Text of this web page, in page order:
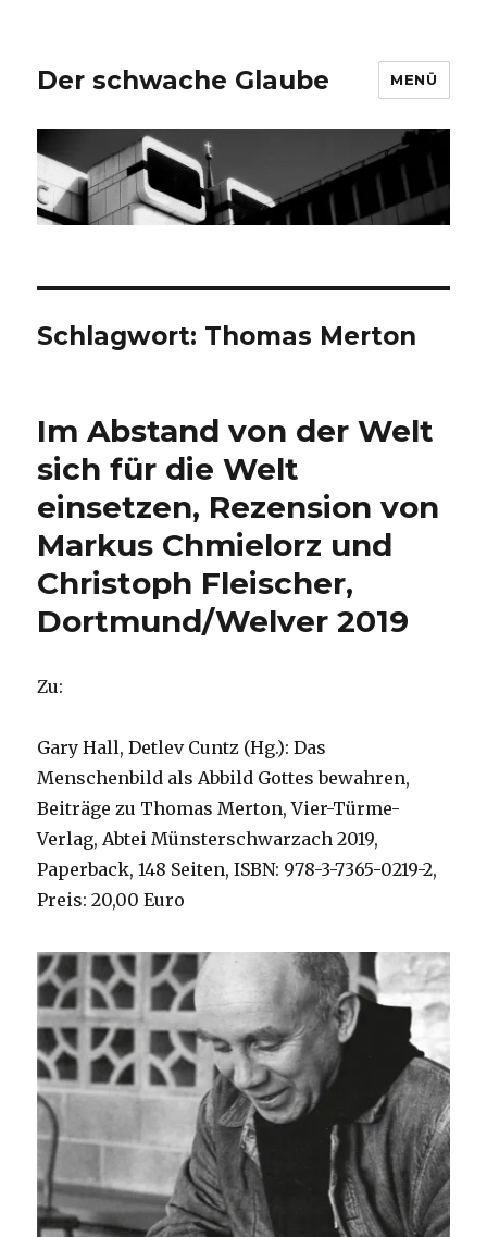
Der schwache Glaube MENÜ
Schlagwort: Thomas Merton
Im Abstand von der Welt
sich für die Welt
einsetzen, Rezension von
Markus Chmielorz und
Christoph Fleischer,
Dortmund/Welver 2019
Zu:
Gary Hall, Detlev Cuntz (Hg.): Das
Menschenbild als Abbild Gottes bewahren,
Beiträge zu Thomas Merton, Vier-Türme-
Verlag, Abtei Münsterschwarzach 2019,
Paperback, 148 Seiten, ISBN: 978-3-7365-0219-2,
Preis: 20,00 Euro